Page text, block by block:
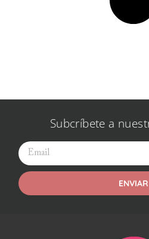
Subcríbete a
ENVIAR